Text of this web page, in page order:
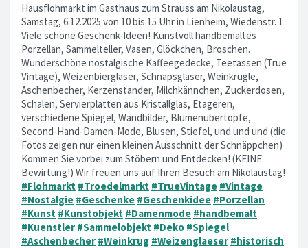
Hausflohmarkt im Gasthaus zum Strauss am Nikolaustag,
Samstag, 6.12.2025 von 10 bis 15 Uhr in Lienheim, Wiedenstr. 1
Viele schöne Geschenk-Ideen! Kunstvoll handbemaltes
Porzellan, Sammelteller, Vasen, Glöckchen, Broschen.
Wunderschöne nostalgische Kaffeegedecke, Teetassen (True
Vintage), Weizenbiergläser, Schnapsgläser, Weinkrügle,
Aschenbecher, Kerzenständer, Milchkännchen, Zuckerdosen,
Schalen, Servierplatten aus Kristallglas, Etageren,
verschiedene Spiegel, Wandbilder, Blumenübertöpfe,
Second-Hand-Damen-Mode, Blusen, Stiefel, und und und (die
Fotos zeigen nur einen kleinen Ausschnitt der Schnäppchen)
Kommen Sie vorbei zum Stöbern und Entdecken! (KEINE
Bewirtung!) Wir freuen uns auf Ihren Besuch am Nikolaustag!
#Flohmarkt #Troedelmarkt #TrueVintage #Vintage
#Nostalgie #Geschenke #Geschenkidee #Porzellan
#Kunst #Kunstobjekt #Damenmode #handbemalt
#Kuenstler #Sammelobjekt #Deko #Spiegel
#Aschenbecher #Weinkrug #Weizenglaeser #historisch